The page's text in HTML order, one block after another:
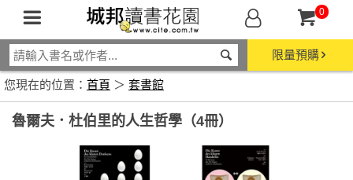
0
限量預購
您現在的位置： 首頁 ＞ 套書館
魯爾夫．杜伯里的人生哲學（4冊）